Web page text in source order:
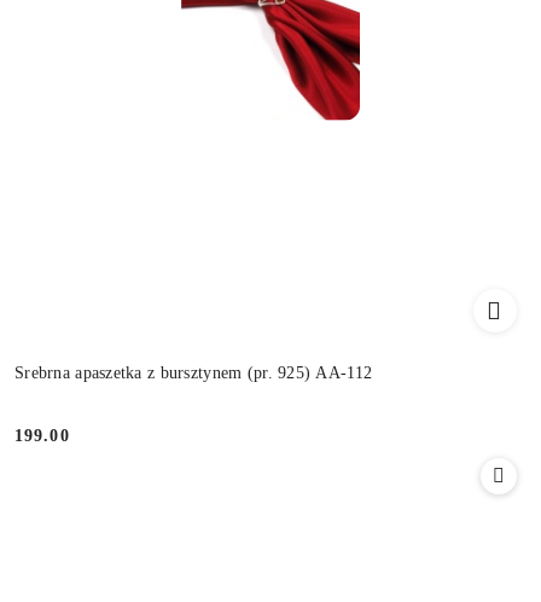
Srebrna apaszetka z bursztynem (pr. 925) AA-112
Cena:
199.00